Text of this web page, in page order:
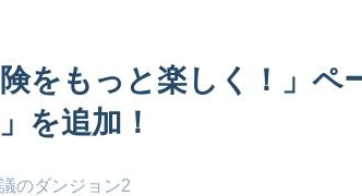
をもっと楽しく！」ペ
を追加！
のダンジョン2